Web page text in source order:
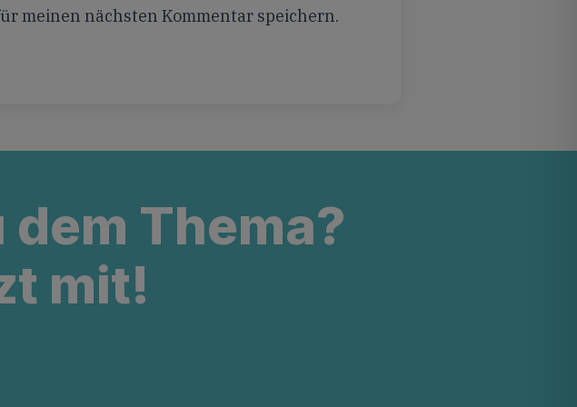
meinen nächsten Kommentar speichern.
dem Thema?
mit!